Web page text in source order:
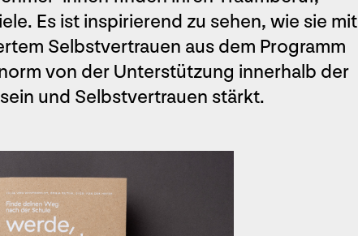
Es ist inspirierend zu sehen, wie sie mit
Selbstvertrauen aus dem Programm
von der Unterstützung innerhalb der
und Selbstvertrauen stärkt.